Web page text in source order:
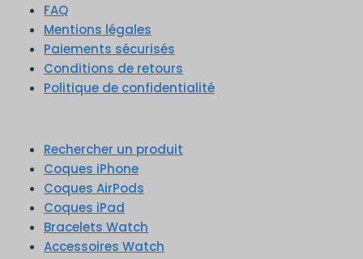
FAQ
Mentions légales
Paiements sécurisés
Conditions de retours
Politique de confidentialité
Rechercher un produit
Coques iPhone
Coques AirPods
Coques iPad
Bracelets Watch
Accessoires Watch